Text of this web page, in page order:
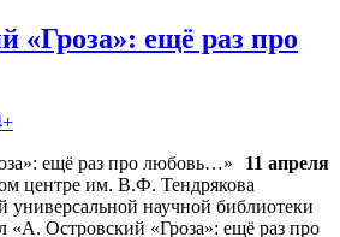
«Гроза»: ещё раз про
11 апреля
центре им. В.Ф. Тендрякова
универсальной научной библиотеки
«А. Островский «Гроза»: ещё раз про